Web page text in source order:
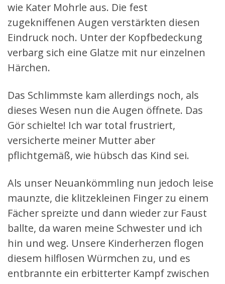
wie Kater Mohrle aus. Die fest
zugekniffenen Augen verstärkten diesen
Eindruck noch. Unter der Kopfbedeckung
verbarg sich eine Glatze mit nur einzelnen
Härchen.
Das Schlimmste kam allerdings noch, als
dieses Wesen nun die Augen öffnete. Das
Gör schielte! Ich war total frustriert,
versicherte meiner Mutter aber
pflichtgemäß, wie hübsch das Kind sei.
Als unser Neuankömmling nun jedoch leise
maunzte, die klitzekleinen Finger zu einem
Fächer spreizte und dann wieder zur Faust
ballte, da waren meine Schwester und ich
hin und weg. Unsere Kinderherzen flogen
diesem hilflosen Würmchen zu, und es
entbrannte ein erbitterter Kampf zwischen